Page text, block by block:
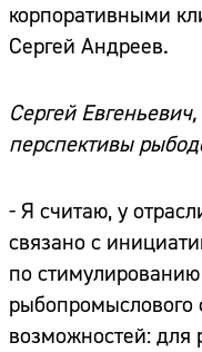
корпоративными
Сергей Андреев.
Сергей
перспективы
- Я считаю, у
связано с
по стимулированию
рыбопромыслового
возможностей: